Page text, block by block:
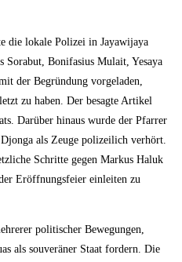
die lokale Polizei in Jayawijaya
Sorabut, Bonifasius Mulait, Yesaya
der Begründung vorgeladen,
zu haben. Der besagte Artikel
Darüber hinaus wurde der Pfarrer
als Zeuge polizeilich verhört.
Schritte gegen Markus Haluk
Eröffnungsfeier einleiten zu
politischer Bewegungen,
als souveräner Staat fordern. Die